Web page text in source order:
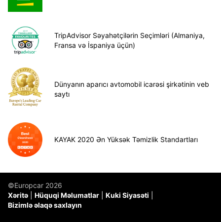
TripAdvisor Səyahətçilərin Seçimləri (Almaniya,
Fransa və İspaniya üçün)
Dünyanın aparıcı avtomobil icarəsi şirkətinin veb
saytı
KAYAK 2020 Ən Yüksək Təmizlik Standartları
©Europcar 2026
Xəritə
Hüquqi Məlumatlar
Kuki Siyasəti
Bizimlə əlaqə saxlayın